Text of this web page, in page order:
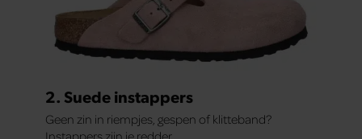
2. Suede instappers
Geen zin in riempjes, gespen of klitteband?
Instappers zijn je redder.